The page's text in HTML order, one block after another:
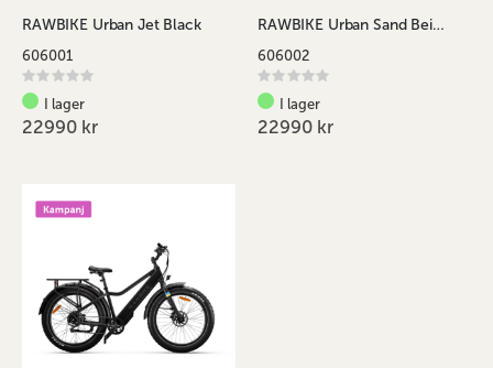
RAWBIKE Urban Jet Black
606001
Rating:
0%
I lager
22990 kr
RAWBIKE Urban Sand Beige
606002
Rating:
0%
I lager
22990 kr